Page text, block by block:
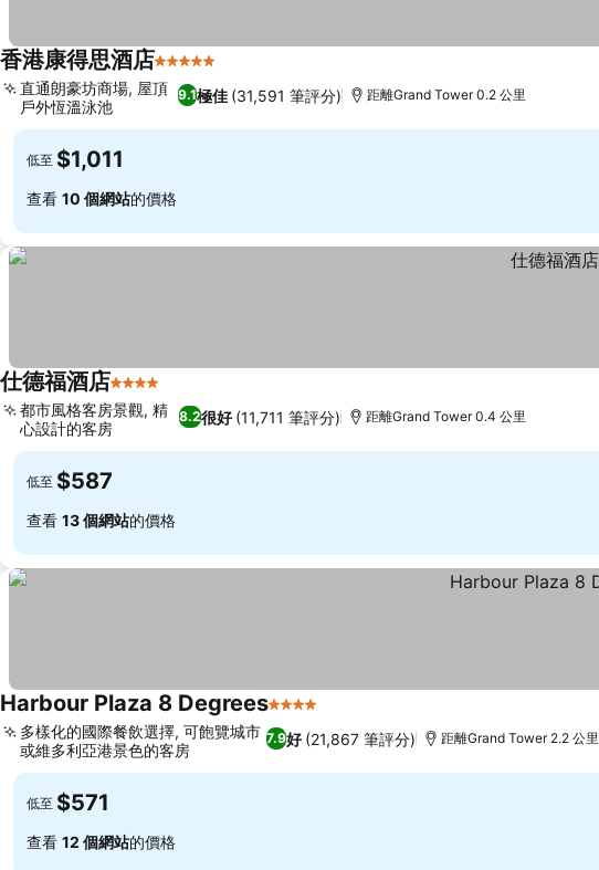
香港康得思酒店5 星級
9.1極佳 (31,591 筆評分)
直通朗豪坊商場, 屋頂
戶外恆溫泳池
距離Grand Tower 0.2 公里
低至 $1,011
查看 10 個網站的價格
仕德福酒店4 星級
8.2很好 (11,711 筆評分)
都市風格客房景觀, 精
心設計的客房
距離Grand Tower 0.4 公里
低至 $587
查看 13 個網站的價格
Harbour Plaza 8 Degrees4 星級
7.9好 (21,867 筆評分)
多樣化的國際餐飲選擇, 可飽覽城市
或維多利亞港景色的客房
距離Grand Tower 2.2 公里
低至 $571
查看 12 個網站的價格